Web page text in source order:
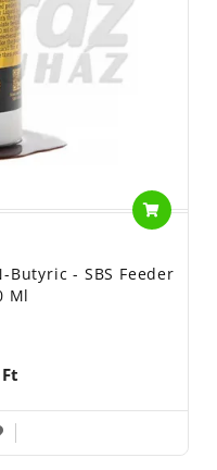
Butyric - SBS Feeder
Ml